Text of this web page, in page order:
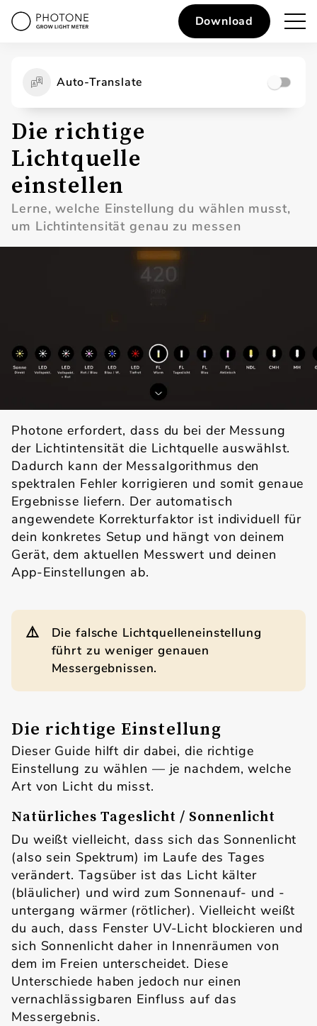
Download
Auto-Translate
Die richtige
Lichtquelle
einstellen
Lerne, welche Einstellung du wählen musst,
um Lichtintensität genau zu messen
Photone erfordert, dass du bei der Messung
der Lichtintensität die Lichtquelle auswählst.
Dadurch kann der Messalgorithmus den
spektralen Fehler korrigieren und somit genaue
Ergebnisse liefern. Der automatisch
angewendete Korrekturfaktor ist individuell für
dein konkretes Setup und hängt von deinem
Gerät, dem aktuellen Messwert und deinen
App-Einstellungen ab.
⚠️
Die falsche Lichtquelleneinstellung
führt zu weniger genauen
Messergebnissen.
Die richtige Einstellung
Dieser Guide hilft dir dabei, die richtige
Einstellung zu wählen — je nachdem, welche
Art von Licht du misst.
Natürliches Tageslicht / Sonnenlicht
Du weißt vielleicht, dass sich das Sonnenlicht
(also sein Spektrum) im Laufe des Tages
verändert. Tagsüber ist das Licht kälter
(bläulicher) und wird zum Sonnenauf- und -
untergang wärmer (rötlicher). Vielleicht weißt
du auch, dass Fenster UV-Licht blockieren und
sich Sonnenlicht daher in Innenräumen von
dem im Freien unterscheidet. Diese
Unterschiede haben jedoch nur einen
vernachlässigbaren Einfluss auf das
Messergebnis.